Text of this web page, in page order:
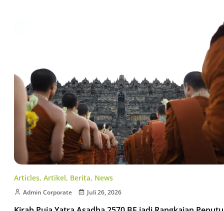
Articles, Artikel, Berita, News
Admin Corporate Juli 26, 2026